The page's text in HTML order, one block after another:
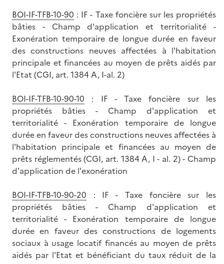
BOI-IF-TFB-10-90 : IF - Taxe foncière sur les propriétés
bâties - Champ d'application et territorialité -
Exonération temporaire de longue durée en faveur
des constructions neuves affectées à l'habitation
principale et financées au moyen de prêts aidés par
l'Etat (CGI, art. 1384 A, I-al. 2)
BOI-IF-TFB-10-90-10 : IF - Taxe foncière sur les
propriétés bâties - Champ d'application et
territorialité - Exonération temporaire de longue
durée en faveur des constructions neuves affectées à
l'habitation principale et financées au moyen de
prêts réglementés (CGI, art. 1384 A, I - al. 2) - Champ
d'application de l'exonération
BOI-IF-TFB-10-90-20 : IF - Taxe foncière sur les
propriétés bâties - Champ d'application et
territorialité - Exonération temporaire de longue
durée en faveur des constructions de logements
sociaux à usage locatif financés au moyen de prêts
aidés par l'Etat et bénéficiant du taux réduit de la